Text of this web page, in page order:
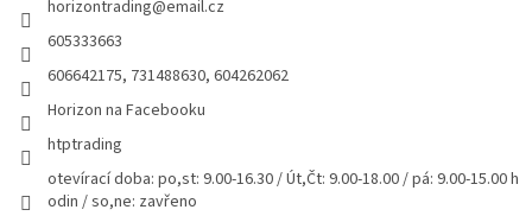
horizontrading@email.cz
605333663
606642175, 731488630, 604262062
Horizon na Facebooku
htptrading
otevírací doba: po,st: 9.00-16.30 / Út,Čt: 9.00-18.00 / pá: 9.00-15.00 h
odin / so,ne: zavřeno